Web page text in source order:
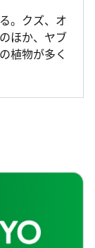
。クズ、オ
ほか、ヤブ
植物が多く